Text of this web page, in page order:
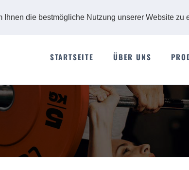
Ihnen die bestmögliche Nutzung unserer Website zu
STARTSEITE ÜBER UNS